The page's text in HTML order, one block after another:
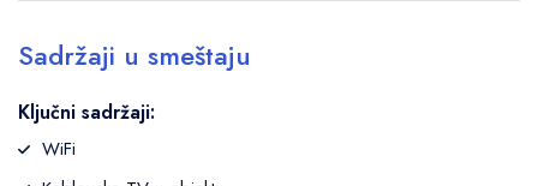
Sadržaji u smeštaju
Ključni sadržaji:
WiFi